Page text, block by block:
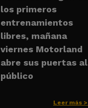
los primeros
entrenamientos
libres, mañana
viernes Motorland
abre sus puertas al
público
Leer más